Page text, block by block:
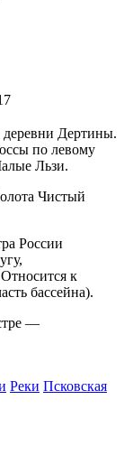
деревни Дертины.
по левому
Льзи.
Чистый
России
к
бассейна).
—
Реки Псковская